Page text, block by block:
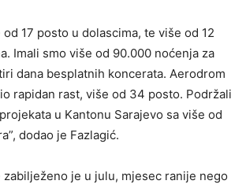
17 posto u dolascima, te više od 12
Imali smo više od 90.000 noćenja za
dana besplatnih koncerata. Aerodrom
rapidan rast, više od 34 posto. Podržali
u Kantonu Sarajevo sa više od
dodao je Fazlagić.
je u julu, mjesec ranije nego